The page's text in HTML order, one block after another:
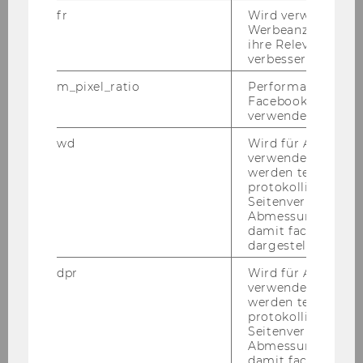
Ende der Be­wer­bungs­frist: 21. Fe­bru­ar 2007
Bitte die Kenn­zahl un­be­dingt an­füh­ren!
Der Rek­tor:
o.Univ.Prof. Dr. Chris­toph Ba­delt
110) Aus­schrei­bun­gen von Stel­len für all­ge­
Da sich die Wirt­schafts­uni­ver­si­tät Wien die Er­
hö­hung des Frau­en­an­teils beim all­ge­mei­nen
Per­so­nal zum Ziel ge­setzt hat, wer­den qua­li­fi­
zier­te Frau­en aus­drück­lich auf­ge­for­dert, sich
zu be­wer­ben. Bei glei­cher Qua­li­fi­ka­ti­on wer­den
Frau­en vor­ran­gig auf­ge­nom­men. Alle Be­wer­
be­rin­nen, die die ge­setz­li­chen Auf­nah­me­er­for­
fr
Wird verwendet,
Werbeanzeigen
ihre Relevanz zu
verbessern.
m_pixel_ratio
Performance-
Facebook mit
verwendet wird.
wd
Wird für Analyse-
verwendet. Unter
werden
protokolliert (z.B.
Seitenverhältnis
Abmessungen
damit facebook
dargestellt
dpr
Wird für Analyse-
verwendet. Unter
werden
protokolliert (z.B.
Seitenverhältnis
Abmessungen